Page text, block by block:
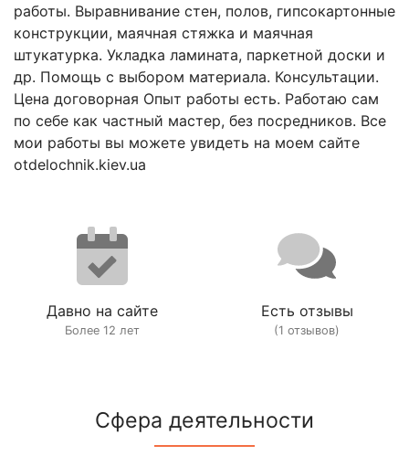
работы. Выравнивание стен, полов, гипсокартонные
конструкции, маячная стяжка и маячная
штукатурка. Укладка ламината, паркетной доски и
др. Помощь с выбором материала. Консультации.
Цена договорная Опыт работы есть. Работаю сам
по себе как частный мастер, без посредников. Все
мои работы вы можете увидеть на моем сайте
otdelochnik.kiev.ua
Давно на сайте
Более 12 лет
Есть отзывы
(1 отзывов)
Сфера деятельности